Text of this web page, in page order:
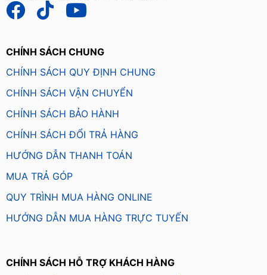
CHÍNH SÁCH CHUNG
CHÍNH SÁCH QUY ĐỊNH CHUNG
CHÍNH SÁCH VẬN CHUYỂN
CHÍNH SÁCH BẢO HÀNH
CHÍNH SÁCH ĐỔI TRẢ HÀNG
HƯỚNG DẪN THANH TOÁN
MUA TRẢ GÓP
QUY TRÌNH MUA HÀNG ONLINE
HƯỚNG DẪN MUA HÀNG TRỰC TUYẾN
CHÍNH SÁCH HỖ TRỢ KHÁCH HÀNG